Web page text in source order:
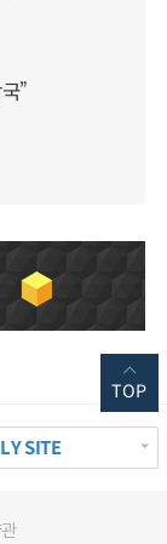
”
SITE
TOP